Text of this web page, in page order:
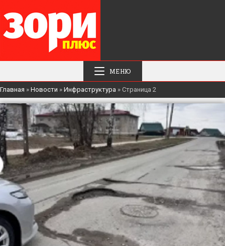
МЕНЮ
Главная » Новости » Инфраструктура » Страница 2